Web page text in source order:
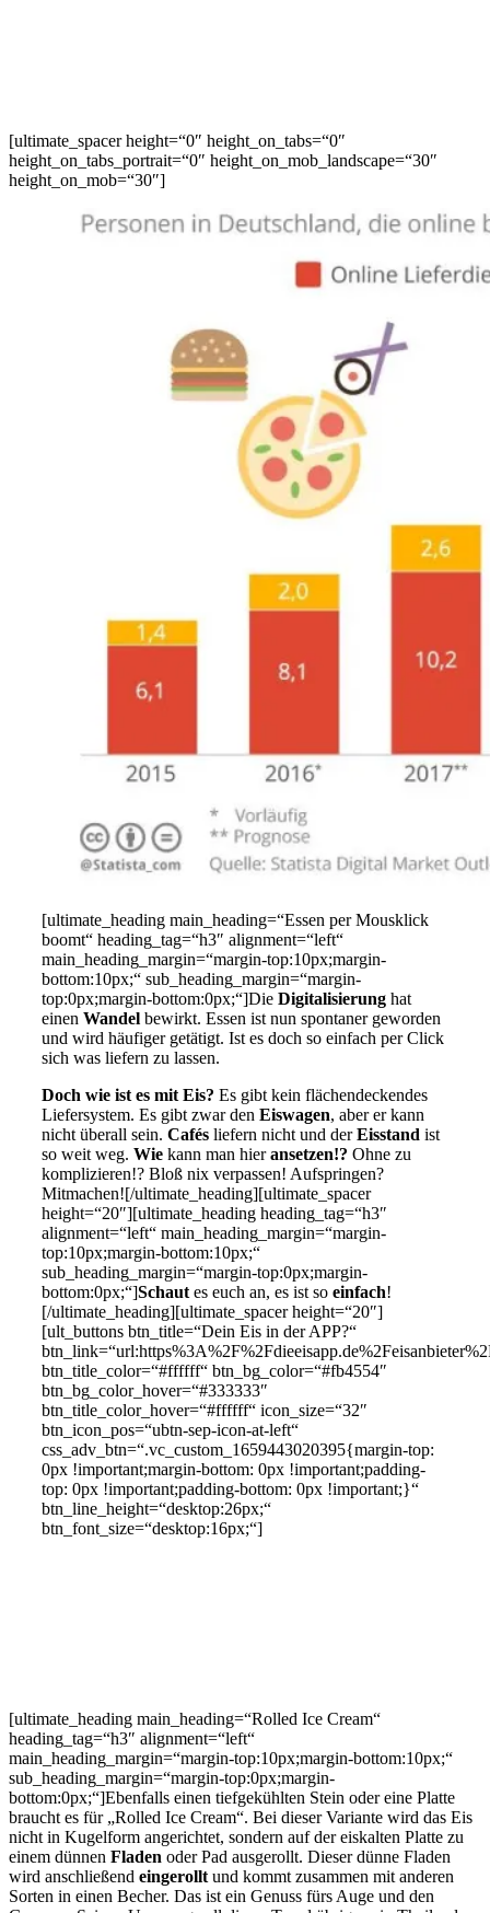
[ultimate_spacer height=“0″ height_on_tabs=“0″
height_on_tabs_portrait=“0″ height_on_mob_landscape=“30″
height_on_mob=“30″]
[ultimate_heading main_heading=“Essen per Mousklick
boomt“ heading_tag=“h3″ alignment=“left“
main_heading_margin=“margin-top:10px;margin-
bottom:10px;“ sub_heading_margin=“margin-
top:0px;margin-bottom:0px;“]DieDigitalisierung hat
einenWandel bewirkt. Essen ist nun spontaner geworden
und wird häufiger getätigt. Ist es doch so einfach per Click
sich was liefern zu lassen.
Doch wie ist es mit Eis? Es gibt kein flächendeckendes
Liefersystem. Es gibt zwar denEiswagen, aber er kann
nicht überall sein.Cafés liefern nicht und derEisstand ist
so weit weg.Wie kann man hieransetzen!? Ohne zu
komplizieren!? Bloß nix verpassen! Aufspringen?
Mitmachen![/ultimate_heading][ultimate_spacer
height=“20″][ultimate_heading heading_tag=“h3″
alignment=“left“ main_heading_margin=“margin-
top:10px;margin-bottom:10px;“
sub_heading_margin=“margin-top:0px;margin-
bottom:0px;“]Schaut es euch an, es ist soeinfach!
[/ultimate_heading][ultimate_spacer height=“20″]
[ult_buttons btn_title=“Dein Eis in der APP?“
btn_title_color=“#ffffff“ btn_bg_color=“#fb4554″
btn_bg_color_hover=“#333333″
btn_title_color_hover=“#ffffff“ icon_size=“32″
btn_icon_pos=“ubtn-sep-icon-at-left“
css_adv_btn=“.vc_custom_1659443020395{margin-top:
0px !important;margin-bottom: 0px !important;padding-
top: 0px !important;padding-bottom: 0px !important;}“
btn_line_height=“desktop:26px;“
btn_font_size=“desktop:16px;“]
[ultimate_heading main_heading=“Rolled Ice Cream“
heading_tag=“h3″ alignment=“left“
main_heading_margin=“margin-top:10px;margin-bottom:10px;“
sub_heading_margin=“margin-top:0px;margin-
bottom:0px;“]Ebenfalls einen tiefgekühlten Stein oder eine Platte
braucht es für „Rolled Ice Cream“. Bei dieser Variante wird das Eis
nicht in Kugelform angerichtet, sondern auf der eiskalten Platte zu
einem dünnen Fladen oder Pad ausgerollt. Dieser dünne Fladen
wird anschließend eingerollt und kommt zusammen mit anderen
Sorten in einen Becher. Das ist ein Genuss fürs Auge und den